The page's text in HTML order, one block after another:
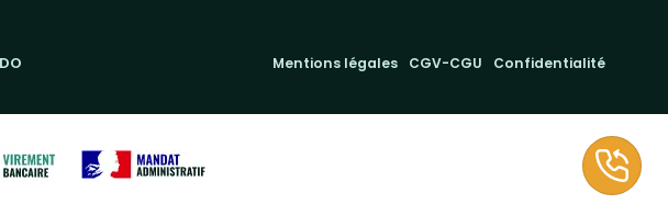
Mentions légales CGV-CGU Confidentialité